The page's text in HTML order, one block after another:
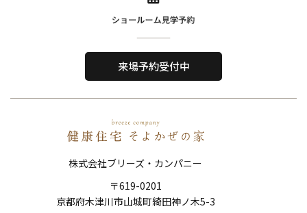
About Us
私たちについて
選ばれる理由
Performance
住宅性能
Works
施工事例
FAQ
よくある質問
来場予約受付中
株式会社ブリーズ・カンパニー
〒619-0201
京都府木津川市山城町綺田神ノ木5-3